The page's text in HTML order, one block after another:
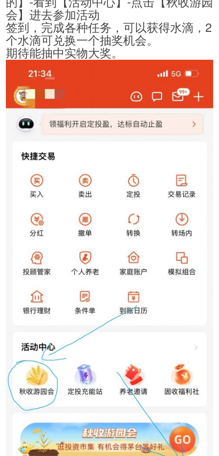
会】进去参加活动
签到，完成各种任务，可以获得水滴，2
个水滴可兑换一个抽奖机会。
期待能抽中实物大奖。